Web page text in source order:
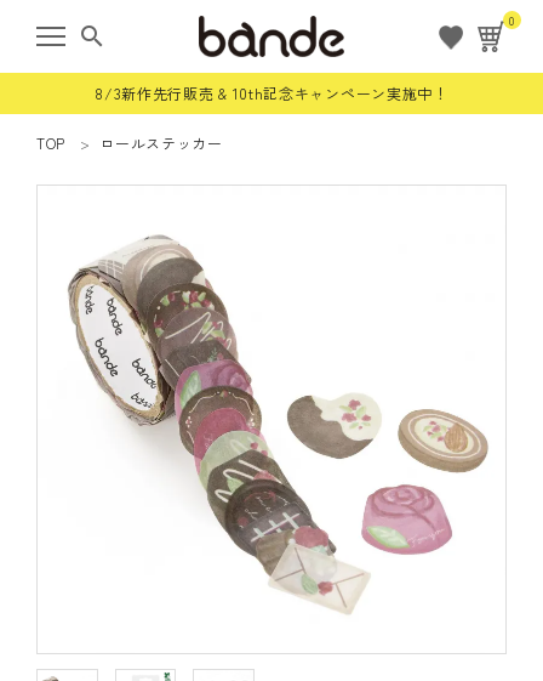
search
0
8/3新作先行販売 & 10th記念キャンペーン実施中！
ログイン person
すべての商品
TOP ロールステッカー